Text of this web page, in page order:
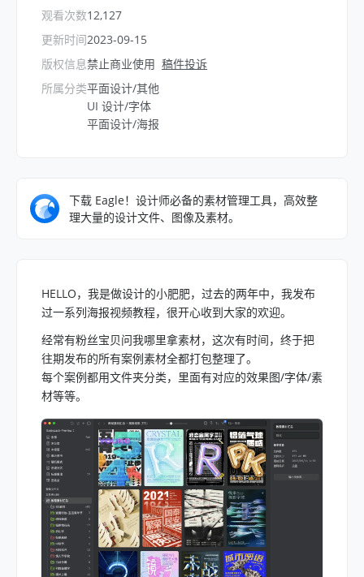
观看次数
更新时间
版权信息
所属分类
12,127
2023-09-15
禁止商业使用 稿件投诉
平面设计/其他
UI 设计/字体
平面设计/海报
下载 Eagle！设计师必备的素材管理工具，高效整
理大量的设计文件、图像及素材。
HELLO，我是做设计的小肥肥，过去的两年中，我发布
过一系列海报视频教程，很开心收到大家的欢迎。
经常有粉丝宝贝问我哪里拿素材，这次有时间，终于把
往期发布的所有案例素材全都打包整理了。
每个案例都用文件夹分类，里面有对应的效果图/字体/素
材等等。